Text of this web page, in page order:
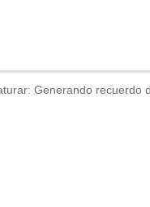
Generando recuerdo